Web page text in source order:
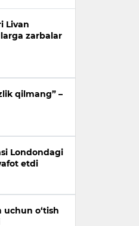
Livan
zarbalar
qilmang” –
Londondagi
etdi
uchun o‘tish